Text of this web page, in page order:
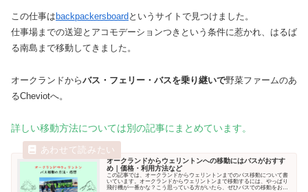
この仕事は backpackersboard というサイトで見つけました。
仕事場までの送迎とアコモデーションつきという条件に惹かれ、はるば
る南島まで移動してきました。
オークランドからバス・フェリー・バスを乗り継いで野菜ファームのあ
るCheviotへ。
詳しい移動方法については別の記事にまとめています。
オークランドからウェリントンへの移動にはバスがおすす
め｜価格・利用方法など
この記事では、オークランドからウェリントンまでのバス移動について書
いています。オークランドからウェリントンまで移動するには、やっぱり
飛行機が一番かな？こう思っている方がいたら、ぜひバスでの移動をおス